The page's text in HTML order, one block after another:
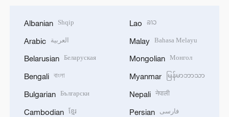
Albanian Shqip
Arabic العربية
Belarusian Беларуская
Bengali বাংলা
Bulgarian Български
Cambodian ខ្មែរ
Lao ລາວ
Malay Bahasa Melayu
Mongolian Монгол
Myanmar မြန်မာဘာသာ
Nepali नेपाली
Persian فارسی